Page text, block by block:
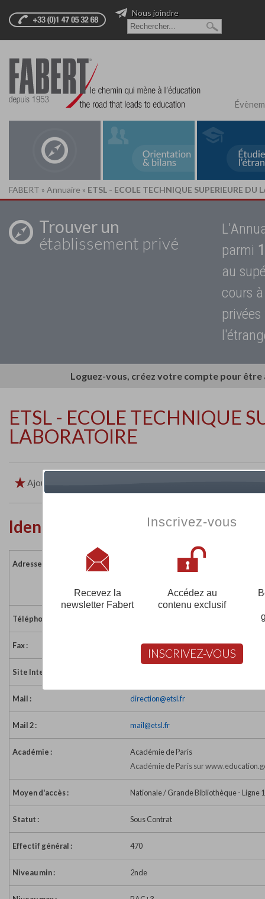
Nous joindre
FABERT » Annuaire » ETSL - ECOLE TECHNIQUE SUPERIEURE DU
Trouver un
établissement privé
parmi
au
cours
Loguez-vous, créez votre compte pour
ETSL - ECOLE TECHNIQUE
LABORATOIRE
Ajouter aux favoris
Identité de l'établissement
Adresse :
95 rue du Dessous des Berges
Téléphone :
Fax : 01 45 83 58 85
Site Internet :
Mail : direction@etsl.fr
Mail 2 : mail@etsl.fr
Académie :
Académie de Paris
Académie de Paris sur
Moyen d'accès : Nationale / Grande Bibliothèque - Ligne
Statut : Sous Contrat
Effectif général : 470
Niveau min : 2nde
Inscrivez-vous
Recevez la
newsletter Fabert
Accédez au
contenu exclusif
INSCRIVEZ-VOUS